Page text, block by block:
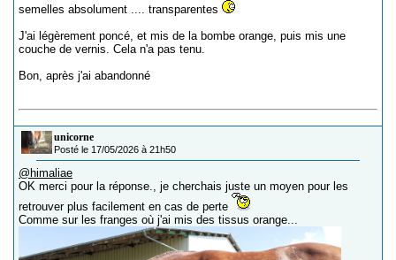
semelles absolument .... transparentes
J'ai légèrement poncé, et mis de la bombe orange, puis mis une
couche de vernis. Cela n'a pas tenu.
Bon, après j'ai abandonné
unicorne
Posté le 17/05/2026 à 21h50
@himaliae
OK merci pour la réponse., je cherchais juste un moyen pour les
retrouver plus facilement en cas de perte
Comme sur les franges où j'ai mis des tissus orange...